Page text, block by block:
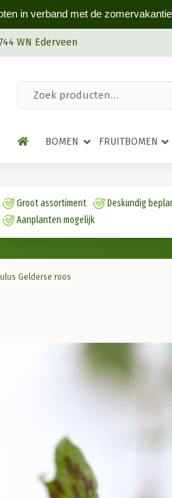
in verband met de
WN Ederveen
BOMEN FRUITBOMEN
Groot assortiment Deskundig
Aanplanten mogelijk
Gelderse roos